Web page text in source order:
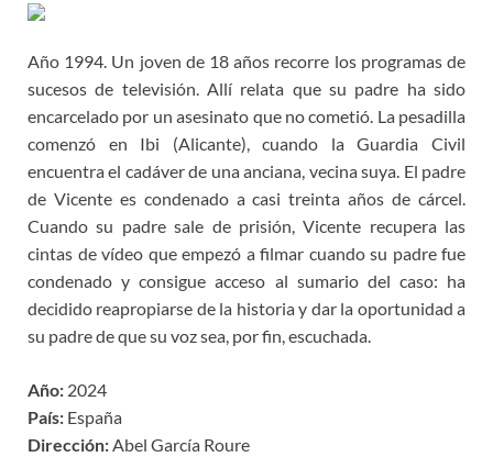
Año 1994. Un joven de 18 años recorre los programas de
sucesos de televisión. Allí relata que su padre ha sido
encarcelado por un asesinato que no cometió. La pesadilla
comenzó en Ibi (Alicante), cuando la Guardia Civil
encuentra el cadáver de una anciana, vecina suya. El padre
de Vicente es condenado a casi treinta años de cárcel.
Cuando su padre sale de prisión, Vicente recupera las
cintas de vídeo que empezó a filmar cuando su padre fue
condenado y consigue acceso al sumario del caso: ha
decidido reapropiarse de la historia y dar la oportunidad a
su padre de que su voz sea, por fin, escuchada.
Año: 2024
País: España
Dirección:Abel García Roure